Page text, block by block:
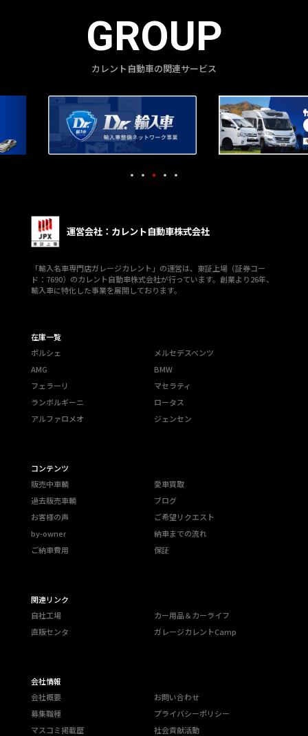
GROUP
カレント自動車の関連サービス
運営会社：カレント自動車株式会社
「輸入名車専門店ガレージカレント」の運営は、東証上場（証券コー
ド：7690）のカレント自動車株式会社が行っています。創業より26年、
輸入車に特化した事業を展開しております。
在庫一覧
ポルシェ
メルセデスベンツ
AMG
BMW
フェラーリ
マセラティ
ランボルギーニ
ロータス
アルファロメオ
ジェンセン
コンテンツ
販売中車輌
愛車買取
過去販売車輌
ブログ
お客様の声
ご希望リクエスト
by-owner
納車までの流れ
ご納車費用
保証
関連リンク
自社工場
カー用品＆カーライフ
直販センタ
ガレージカレントCamp
会社情報
会社概要
お問い合わせ
募集職種
プライバシーポリシー
マスコミ掲載歴
社会貢献活動